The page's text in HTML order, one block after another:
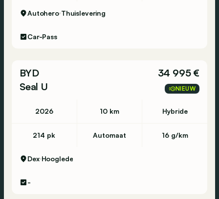
Autohero Thuislevering
Car-Pass
BYD
Seal U
34 995 €
NIEUW
2026 10 km Hybride
214 pk Automaat 16 g/km
Dex Hooglede
-